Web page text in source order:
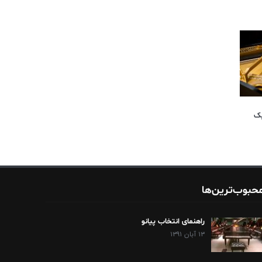
راهنمای انتخاب پیانو
۱۳ آبان ۱۳۹۱